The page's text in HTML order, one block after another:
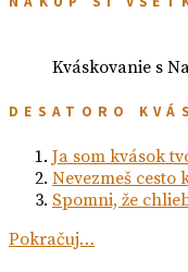
Kváskovanie s
DESATORO
Ja som kvások
Nevezmeš cesto
Spomni, že
Pokračuj…